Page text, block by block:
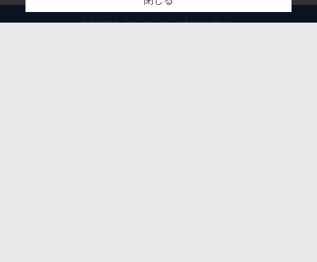
営業時間:9：30～19：00（ご予約時は除く）